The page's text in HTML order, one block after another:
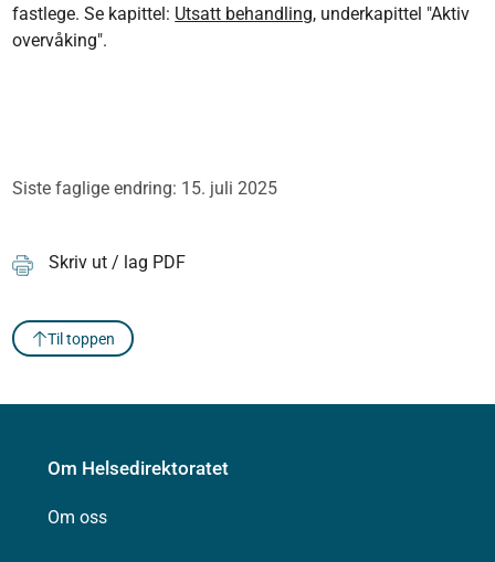
fastlege. Se kapittel: Utsatt behandling, underkapittel "Aktiv
overvåking".
Siste faglige endring: 15. juli 2025
Skriv ut / lag PDF
Til toppen
Om Helsedirektoratet
Om oss